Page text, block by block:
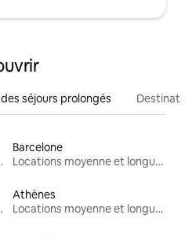
séjours prolongés
durée
Barcelone
Locations moyenne et longue durée
durée
Athènes
Locations moyenne et longue durée